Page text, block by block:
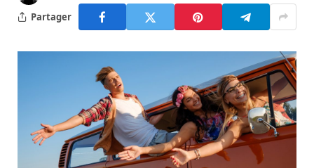
Partager